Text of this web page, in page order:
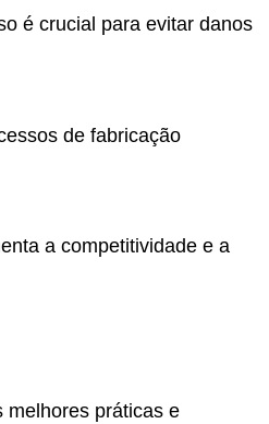
é crucial para evitar danos
de fabricação
a competitividade e a
melhores práticas e